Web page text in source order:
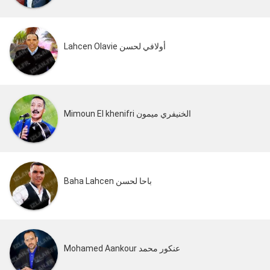
Lahcen Olavie أولافي لحسن
Mimoun El khenifri الخنيفري ميمون
Baha Lahcen باحا لحسن
Mohamed Aankour عنكور محمد